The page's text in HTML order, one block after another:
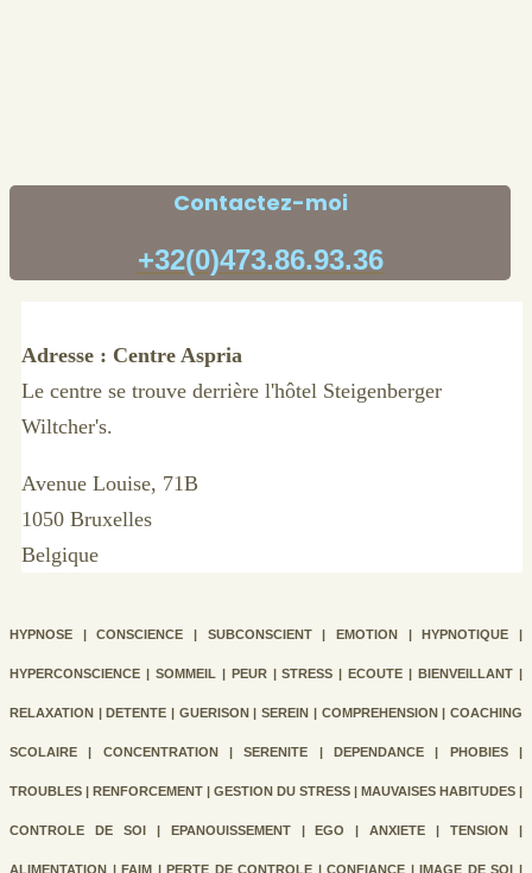
Contactez-moi
+32(0)473.86.93.36
Adresse : Centre Aspria
Le centre se trouve derrière l'hôtel Steigenberger
Wiltcher's.
Avenue Louise, 71B
1050 Bruxelles
Belgique
HYPNOSE | CONSCIENCE | SUBCONSCIENT | EMOTION | HYPNOTIQUE |
HYPERCONSCIENCE | SOMMEIL | PEUR | STRESS | ECOUTE | BIENVEILLANT |
RELAXATION | DETENTE | GUERISON | SEREIN | COMPREHENSION | COACHING
SCOLAIRE | CONCENTRATION | SERENITE | DEPENDANCE | PHOBIES |
TROUBLES | RENFORCEMENT | GESTION DU STRESS | MAUVAISES HABITUDES |
CONTROLE DE SOI | EPANOUISSEMENT | EGO | ANXIETE | TENSION |
ALIMENTATION | FAIM | PERTE DE CONTROLE | CONFIANCE | IMAGE DE SOI |